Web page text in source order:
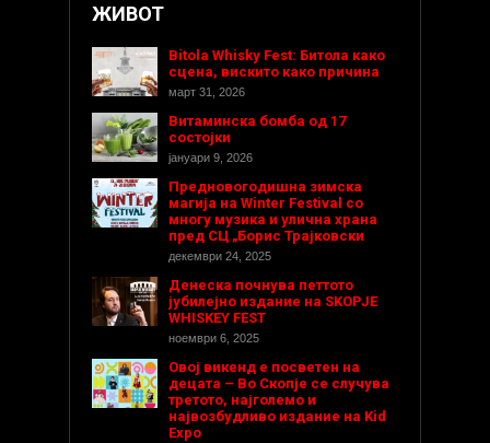
ЖИВОТ
Bitola Whisky Fest: Битола како
сцена, вискито како причина
март 31, 2026
Витаминска бомба од 17
состојки
јануари 9, 2026
Предновогодишнa зимска
магија на Winter Festival со
многу музика и улична храна
пред СЦ „Борис Трајковски
декември 24, 2025
Денеска почнува петтото
јубилејно издание на SKOPJE
WHISKEY FEST
ноември 6, 2025
Овој викенд е посветен на
децата – Во Скопје се случува
третото, најголемо и
највозбудливо издание на Kid
Expo